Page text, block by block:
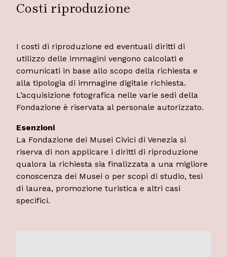
Costi riproduzione
I costi di riproduzione ed eventuali diritti di
utilizzo delle immagini vengono calcolati e
comunicati in base allo scopo della richiesta e
alla tipologia di immagine digitale richiesta.
L’acquisizione fotografica nelle varie sedi della
Fondazione è riservata al personale autorizzato.
Esenzioni
La Fondazione dei Musei Civici di Venezia si
riserva di non applicare i diritti di riproduzione
qualora la richiesta sia finalizzata a una migliore
conoscenza dei Musei o per scopi di studio, tesi
di laurea, promozione turistica e altri casi
specifici.